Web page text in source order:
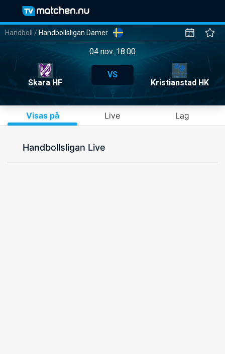
Handboll / Handbollsligan Damer
04 nov. 18:00
Skara HF
VS
Kristianstad HK
Visas på Live Lag
Handbollsligan Live